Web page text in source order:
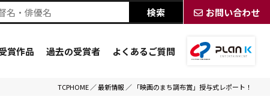
お問い合わせ
賞作品 過去の受賞者 よくあるご質問
TCPHOME ／最新情報 ／ 「映画のまち調布賞」授与式レポート！